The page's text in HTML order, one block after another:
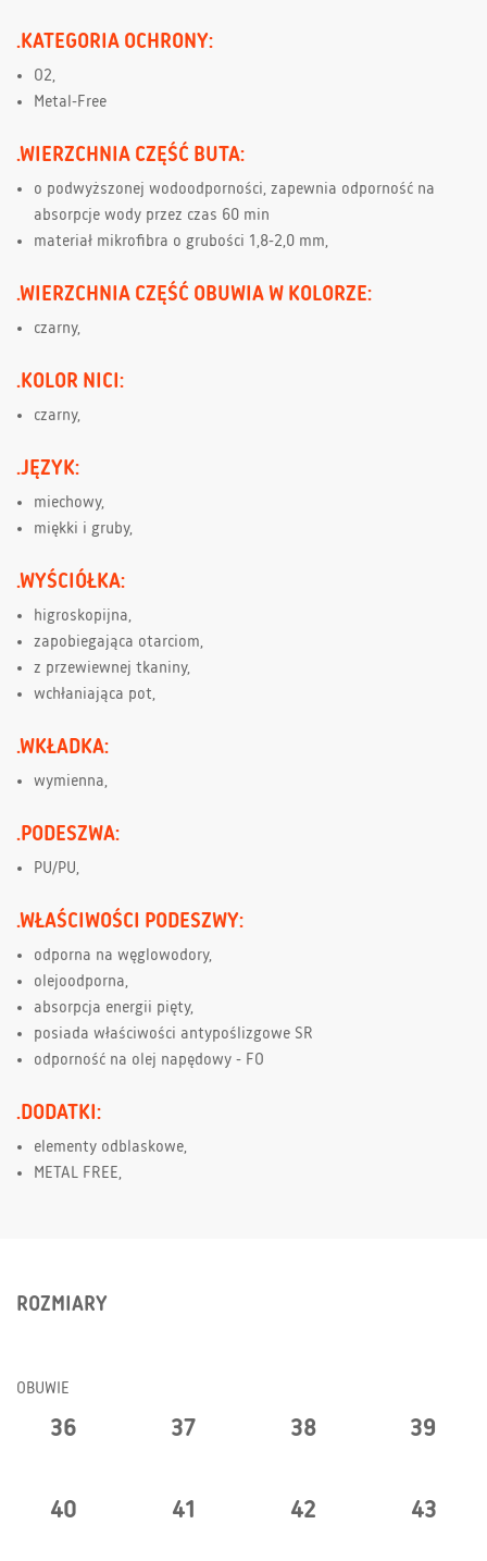
.KATEGORIA OCHRONY:
O2,
Metal-Free
.WIERZCHNIA CZĘŚĆ BUTA:
o podwyższonej wodoodporności, zapewnia odporność na
absorpcje wody przez czas 60 min
materiał mikrofibra o grubości 1,8-2,0 mm,
.WIERZCHNIA CZĘŚĆ OBUWIA W KOLORZE:
czarny,
.KOLOR NICI:
czarny,
.JĘZYK:
miechowy,
miękki i gruby,
.WYŚCIÓŁKA:
higroskopijna,
zapobiegająca otarciom,
z przewiewnej tkaniny,
wchłaniająca pot,
.WKŁADKA:
wymienna,
.PODESZWA:
PU/PU,
.WŁAŚCIWOŚCI PODESZWY:
odporna na węglowodory,
olejoodporna,
absorpcja energii pięty,
posiada właściwości antypoślizgowe SR
odporność na olej napędowy - FO
.DODATKI:
elementy odblaskowe,
METAL FREE,
ROZMIARY
OBUWIE
36 37 38 39
40 41 42 43